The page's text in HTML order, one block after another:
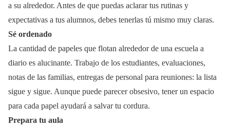
a su alrededor. Antes de que puedas aclarar tus rutinas y
expectativas a tus alumnos, debes tenerlas tú mismo muy claras.
Sé ordenado
La cantidad de papeles que flotan alrededor de una escuela a
diario es alucinante. Trabajo de los estudiantes, evaluaciones,
notas de las familias, entregas de personal para reuniones: la lista
sigue y sigue. Aunque puede parecer obsesivo, tener un espacio
para cada papel ayudará a salvar tu cordura.
Prepara tu aula